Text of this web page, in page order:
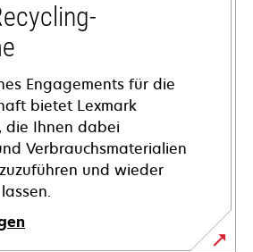
Engagements für die
bietet Lexmark
die Ihnen dabei
Verbrauchsmaterialien
und wieder